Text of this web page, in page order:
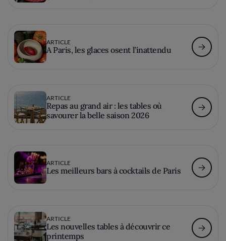
ARTICLE
A Paris, les glaces osent l’inattendu
ARTICLE
Repas au grand air : les tables où
savourer la belle saison 2026
ARTICLE
Les meilleurs bars à cocktails de Paris
ARTICLE
Les nouvelles tables à découvrir ce
printemps